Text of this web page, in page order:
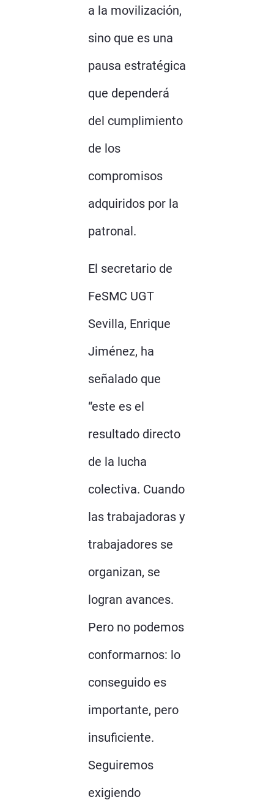
a la movilización,
sino que es una
pausa estratégica
que dependerá
del cumplimiento
de los
compromisos
adquiridos por la
patronal.
El secretario de
FeSMC UGT
Sevilla, Enrique
Jiménez, ha
señalado que
“este es el
resultado directo
de la lucha
colectiva. Cuando
las trabajadoras y
trabajadores se
organizan, se
logran avances.
Pero no podemos
conformarnos: lo
conseguido es
importante, pero
insuficiente.
Seguiremos
exigiendo